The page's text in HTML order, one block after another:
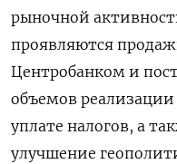
рыночной
проявляются
Центробанком и
объемов
уплате налогов, а
улучшение